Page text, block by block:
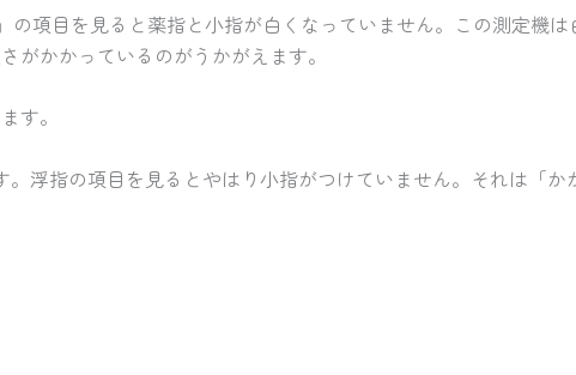
項目を見ると薬指と小指が白くなっていません。この測定機
がかかっているのがうかがえます。
す。
浮指の項目を見るとやはり小指がつけていません。それは「